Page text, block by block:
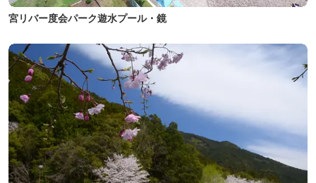
宮リバー度会パーク遊水プール・鏡